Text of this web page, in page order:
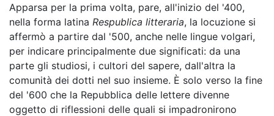
Apparsa per la prima volta, pare, all'inizio del '400,
nella forma latina Respublica litteraria, la locuzione si
affermò a partire dal '500, anche nelle lingue volgari,
per indicare principalmente due significati: da una
parte gli studiosi, i cultori del sapere, dall'altra la
comunità dei dotti nel suo insieme. È solo verso la fine
del '600 che la Repubblica delle lettere divenne
oggetto di riflessioni delle quali si impadronirono